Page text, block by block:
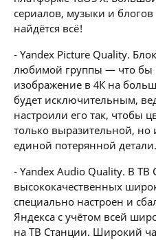
сериалов, музыки и
найдётся всё!
- Yandex Picture Quality.
любимой группы — что
изображение в 4К на
будет исключительным,
настроили его так, чтобы
только выразительной,
единой потерянной детали.
- Yandex Audio Quality. В ТВ
высококачественных
специально настроен и
Яндекса с учётом всей
на ТВ Станции. Широкий